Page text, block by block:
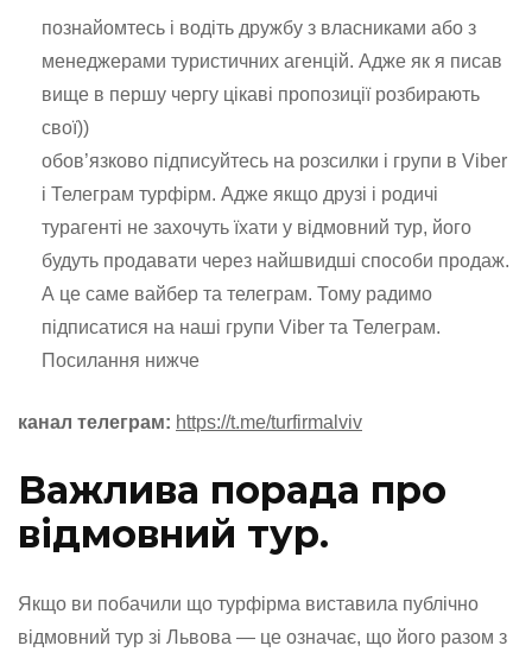
познайомтесь і водіть дружбу з власниками або з
менеджерами туристичних агенцій. Адже як я писав
вище в першу чергу цікаві пропозиції розбирають
свої))
обов’язково підписуйтесь на розсилки і групи в Viber
і Телеграм турфірм. Адже якщо друзі і родичі
турагенті не захочуть їхати у відмовний тур, його
будуть продавати через найшвидші способи продаж.
А це саме вайбер та телеграм. Тому радимо
підписатися на наші групи Viber та Телеграм.
Посилання нижче
канал телеграм: https://t.me/turfirmalviv
Важлива порада про
відмовний тур.
Якщо ви побачили що турфірма виставила публічно
відмовний тур зі Львова — це означає, що його разом з